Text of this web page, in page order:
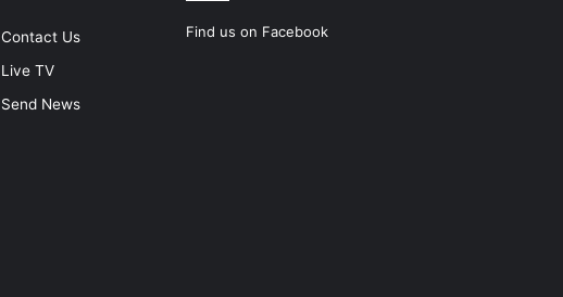
Contact Us
Live TV
Send News
Find us on Facebook